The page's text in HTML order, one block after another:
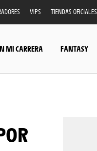
VIPS TIENDAS OFICIALES
MI CARRERA FANTASY